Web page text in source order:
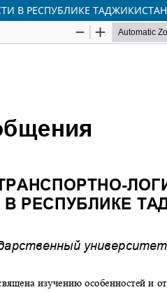
В РЕСПУБЛИКЕ ТАДЖИКИСТАН